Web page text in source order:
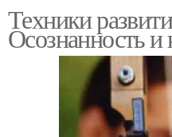
Техники
Осознанность и